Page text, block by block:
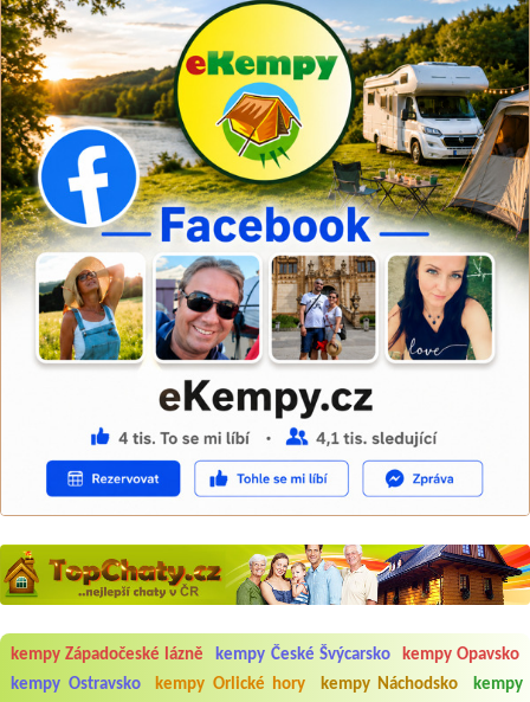
kempy Západočeské lázně kempy České Švýcarsko
kempy Opavsko
kempy Ostravsko
kempy Orlické hory kempy Náchodsko kempy